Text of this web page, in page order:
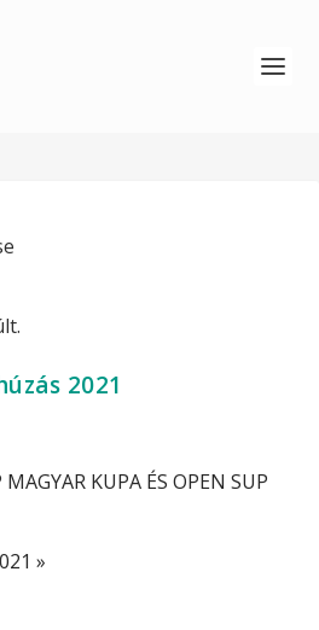
2021
KUPA ÉS OPEN SUP
»